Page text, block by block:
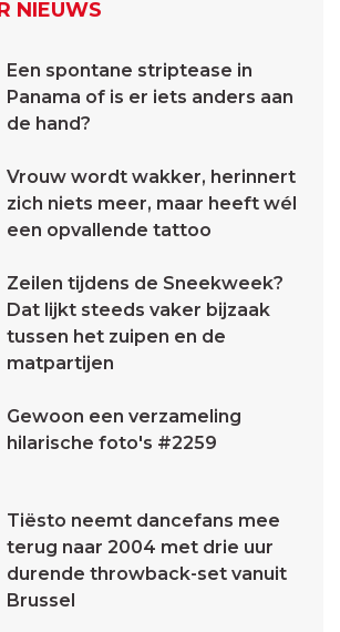
NIEUWS
Een spontane striptease in
Panama of is er iets anders aan
de hand?
Vrouw wordt wakker, herinnert
zich niets meer, maar heeft wél
een opvallende tattoo
Zeilen tijdens de Sneekweek?
Dat lijkt steeds vaker bijzaak
tussen het zuipen en de
matpartijen
Gewoon een verzameling
hilarische foto's #2259
Tiësto neemt dancefans mee
terug naar 2004 met drie uur
durende throwback-set vanuit
Brussel